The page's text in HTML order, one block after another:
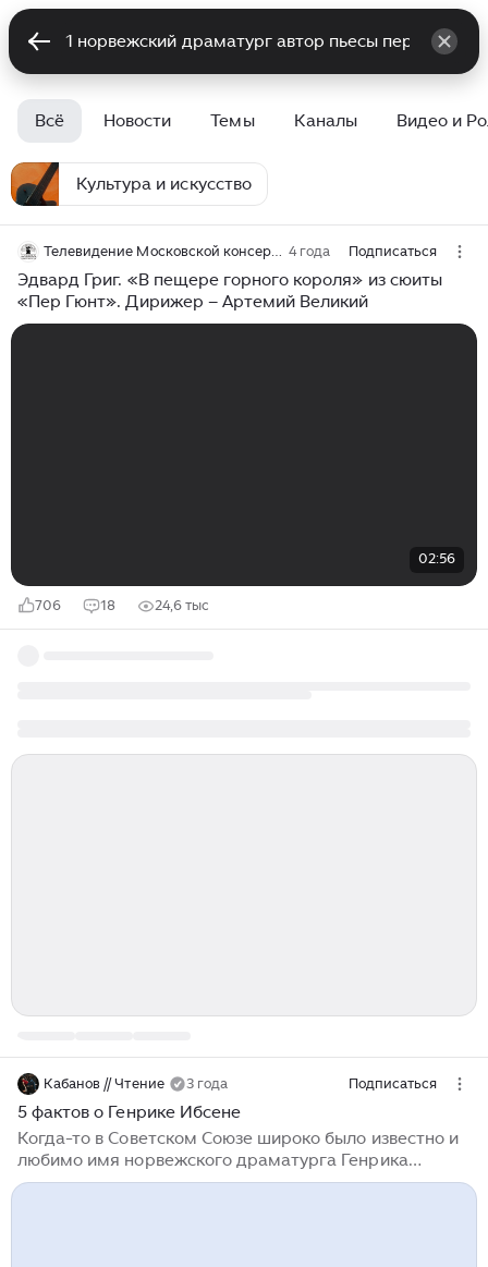
Всё Новости Темы Каналы Видео и
Культура и искусство
Телевидение Московской консерватории 4 года Подписаться
Эдвард Григ. «В пещере горного короля» из сюиты
«Пер Гюнт». Дирижер – Артемий Великий
02:56
706 18 24,6 тыс
Кабанов // Чтение 3 года Подписаться
5 фактов о Генрике Ибсене
Когда-то в Советском Союзе широко было известно и
любимо имя норвежского драматурга Генрика
Ибсена (1828-1906). Один из основателей "новой